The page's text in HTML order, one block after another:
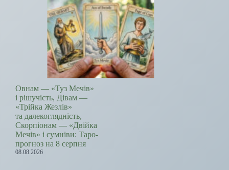
Овнам — «Туз Мечів»
і рішучість, Дівам —
«Трійка Жезлів»
та далекоглядність,
Скорпіонам — «Двійка
Мечів» і сумніви: Таро-
прогноз на 8 серпня
08.08.2026